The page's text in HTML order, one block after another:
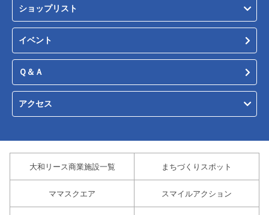
ショップリスト
イベント
Ｑ＆Ａ
アクセス
大和リース商業施設一覧 まちづくりスポット
ママスクエア スマイルアクション